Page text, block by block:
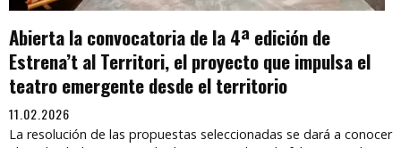
Abierta la convocatoria de la 4ª edición de
Estrena’t al Territori, el proyecto que impulsa el
teatro emergente desde el territorio
11.02.2026
La resolución de las propuestas seleccionadas se dará a conocer